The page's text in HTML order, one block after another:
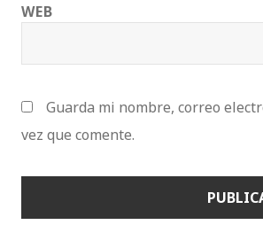
WEB
Guarda mi nombre, correo
vez que comente.